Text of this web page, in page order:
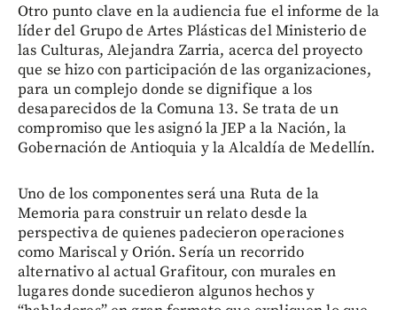
Otro punto clave en la audiencia fue el informe de la
líder del Grupo de Artes Plásticas del Ministerio de
las Culturas, Alejandra Zarria, acerca del proyecto
que se hizo con participación de las organizaciones,
para un complejo donde se dignifique a los
desaparecidos de la Comuna 13. Se trata de un
compromiso que les asignó la JEP a la Nación, la
Gobernación de Antioquia y la Alcaldía de Medellín.
Uno de los componentes será una Ruta de la
Memoria para construir un relato desde la
perspectiva de quienes padecieron operaciones
como Mariscal y Orión. Sería un recorrido
alternativo al actual Grafitour, con murales en
lugares donde sucedieron algunos hechos y